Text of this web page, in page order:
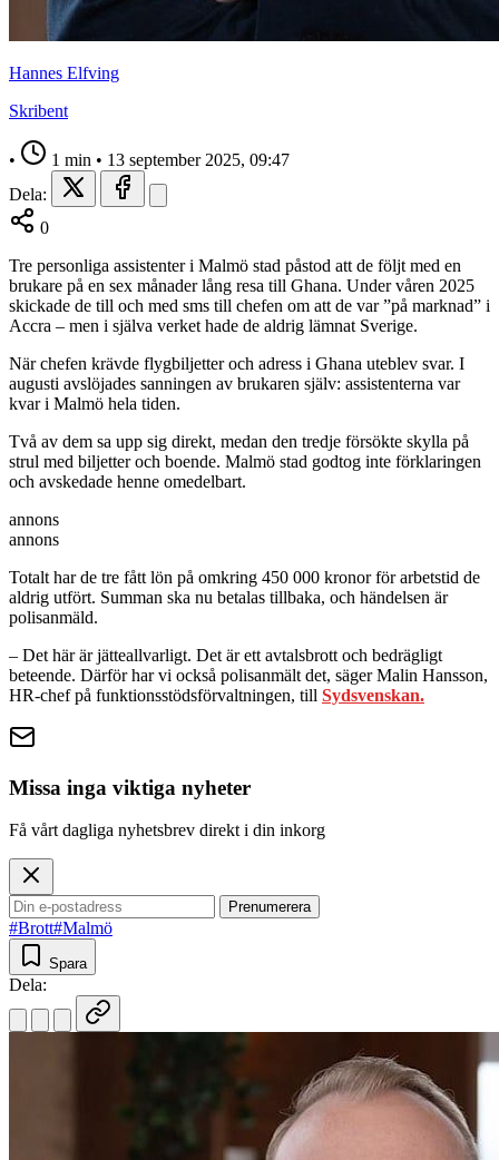
Hannes Elfving
Skribent
• 1 min • 13 september 2025, 09:47
Dela:
0
Tre personliga assistenter i Malmö stad påstod att de följt med en
brukare på en sex månader lång resa till Ghana. Under våren 2025
skickade de till och med sms till chefen om att de var ”på marknad” i
Accra – men i själva verket hade de aldrig lämnat Sverige.
När chefen krävde flygbiljetter och adress i Ghana uteblev svar. I
augusti avslöjades sanningen av brukaren själv: assistenterna var
kvar i Malmö hela tiden.
Två av dem sa upp sig direkt, medan den tredje försökte skylla på
strul med biljetter och boende. Malmö stad godtog inte förklaringen
och avskedade henne omedelbart.
annons
annons
Totalt har de tre fått lön på omkring 450 000 kronor för arbetstid de
aldrig utfört. Summan ska nu betalas tillbaka, och händelsen är
polisanmäld.
– Det här är jätteallvarligt. Det är ett avtalsbrott och bedrägligt
beteende. Därför har vi också polisanmält det, säger Malin Hansson,
HR-chef på funktionsstödsförvaltningen, till Sydsvenskan.
Missa inga viktiga nyheter
Få vårt dagliga nyhetsbrev direkt i din inkorg
Prenumerera
#Brott#Malmö
Spara
Dela: